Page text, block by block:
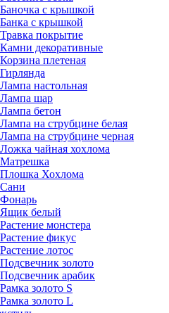
Баночка с крышкой
Банка с крышкой
Травка покрытие
Камни декоративные
Корзина плетеная
Гирлянда
Лампа настольная
Лампа шар
Лампа бетон
Лампа на струбцине белая
Лампа на струбцине черная
Ложка чайная хохлома
Матрешка
Плошка Хохлома
Сани
Фонарь
Ящик белый
Растение монстера
Растение фикус
Растение лотос
Подсвечник золото
Подсвечник арабик
Рамка золото S
Рамка золото L